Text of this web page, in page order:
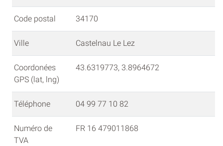
Code postal 34170
Ville Castelnau Le Lez
Coordonées
GPS (lat, lng)
43.6319773, 3.8964672
Téléphone 04 99 77 10 82
Numéro de
TVA
FR 16 479011868